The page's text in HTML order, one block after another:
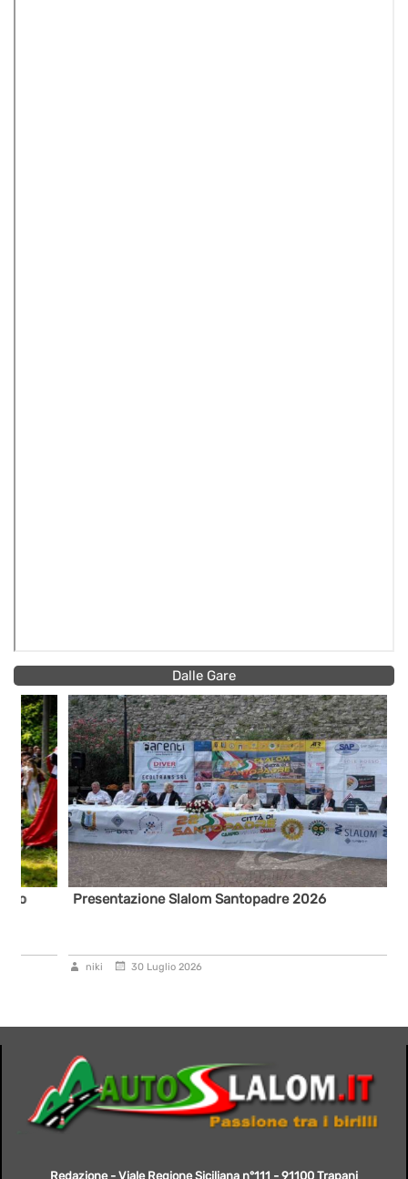
Dalle Gare
Presentazione Slalom Santopadre 2026
niki 30 Luglio 2026
Redazione - Viale Regione Siciliana n°111 - 91100 Trapani